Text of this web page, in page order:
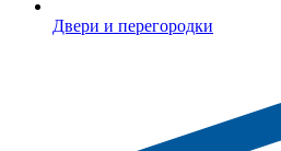
Двери и перегородки